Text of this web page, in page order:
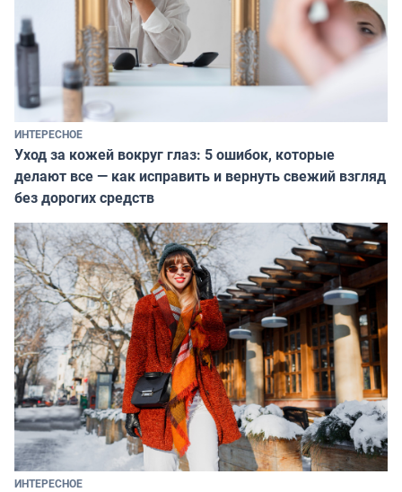
ИНТЕРЕСНОЕ
Уход за кожей вокруг глаз: 5 ошибок, которые
делают все — как исправить и вернуть свежий взгляд
без дорогих средств
ИНТЕРЕСНОЕ